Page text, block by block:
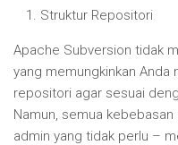
Struktur Repositori
Apache Subversion tidak
yang memungkinkan
repositori agar sesuai
Namun, semua
admin yang tidak perlu –